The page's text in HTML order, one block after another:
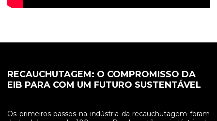
RECAUCHUTAGEM: O COMPROMISSO DA
EIB PARA COM UM FUTURO SUSTENTÁVEL
Os primeiros passos na indústria da recauchutagem foram